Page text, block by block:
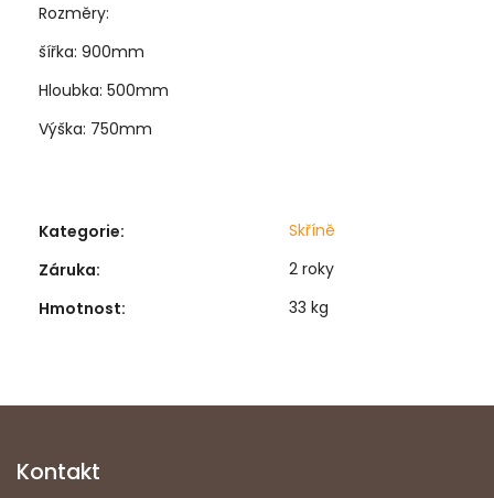
Rozměry:
šířka: 900mm
Hloubka: 500mm
Výška: 750mm
Kategorie:
Skříně
Záruka:
2 roky
Hmotnost: 33 kg
Kontakt